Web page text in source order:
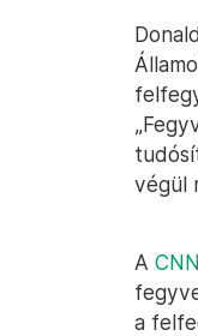
végül
A CNN
a